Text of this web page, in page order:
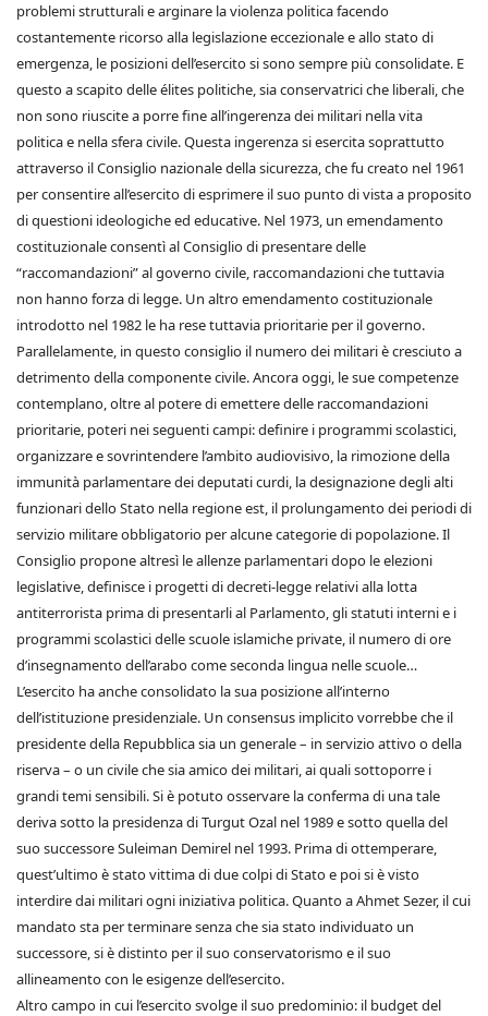
problemi strutturali e arginare la violenza politica facendo
costantemente ricorso alla legislazione eccezionale e allo stato di
emergenza, le posizioni dell’esercito si sono sempre più consolidate. E
questo a scapito delle élites politiche, sia conservatrici che liberali, che
non sono riuscite a porre fine all’ingerenza dei militari nella vita
politica e nella sfera civile. Questa ingerenza si esercita soprattutto
attraverso il Consiglio nazionale della sicurezza, che fu creato nel 1961
per consentire all’esercito di esprimere il suo punto di vista a proposito
di questioni ideologiche ed educative. Nel 1973, un emendamento
costituzionale consentì al Consiglio di presentare delle
“raccomandazioni” al governo civile, raccomandazioni che tuttavia
non hanno forza di legge. Un altro emendamento costituzionale
introdotto nel 1982 le ha rese tuttavia prioritarie per il governo.
Parallelamente, in questo consiglio il numero dei militari è cresciuto a
detrimento della componente civile. Ancora oggi, le sue competenze
contemplano, oltre al potere di emettere delle raccomandazioni
prioritarie, poteri nei seguenti campi: definire i programmi scolastici,
organizzare e sovrintendere l’ambito audiovisivo, la rimozione della
immunità parlamentare dei deputati curdi, la designazione degli alti
funzionari dello Stato nella regione est, il prolungamento dei periodi di
servizio militare obbligatorio per alcune categorie di popolazione. Il
Consiglio propone altresì le allenze parlamentari dopo le elezioni
legislative, definisce i progetti di decreti-legge relativi alla lotta
antiterrorista prima di presentarli al Parlamento, gli statuti interni e i
programmi scolastici delle scuole islamiche private, il numero di ore
d’insegnamento dell’arabo come seconda lingua nelle scuole…
L’esercito ha anche consolidato la sua posizione all’interno
dell’istituzione presidenziale. Un consensus implicito vorrebbe che il
presidente della Repubblica sia un generale – in servizio attivo o della
riserva – o un civile che sia amico dei militari, ai quali sottoporre i
grandi temi sensibili. Si è potuto osservare la conferma di una tale
deriva sotto la presidenza di Turgut Ozal nel 1989 e sotto quella del
suo successore Suleiman Demirel nel 1993. Prima di ottemperare,
quest’ultimo è stato vittima di due colpi di Stato e poi si è visto
interdire dai militari ogni iniziativa politica. Quanto a Ahmet Sezer, il cui
mandato sta per terminare senza che sia stato individuato un
successore, si è distinto per il suo conservatorismo e il suo
allineamento con le esigenze dell’esercito.
Altro campo in cui l’esercito svolge il suo predominio: il budget del